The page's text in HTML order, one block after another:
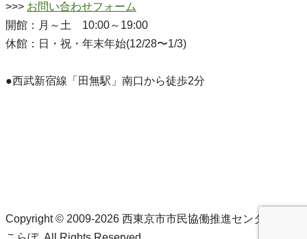
>>> お問い合わせフォーム
開館：月～土 10:00～19:00
休館：日・祝・年末年始(12/28〜1/3)
●西武新宿線「田無駅」南口から徒歩2分
Copyright © 2009-2026 西東京市市民協働推進センターゆめ